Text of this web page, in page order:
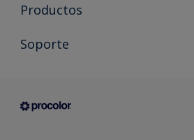
Productos
Todos los productos
Condiciones generales de venta
Soporte
Sobre Procolor